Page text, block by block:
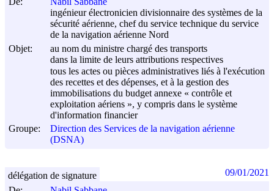
ingénieur électronicien divisionnaire des systèmes de la
sécurité aérienne, chef du service technique du service
de la navigation aérienne Nord
Objet:
au nom du ministre chargé des transports
dans la limite de leurs attributions respectives
tous les actes ou pièces administratives liés à l'exécution
des recettes et des dépenses, et à la gestion des
immobilisations du budget annexe « contrôle et
exploitation aériens », y compris dans le système
d'information financier
Groupe:
Direction des Services de la navigation aérienne
(DSNA)
délégation de signature 09/01/2021